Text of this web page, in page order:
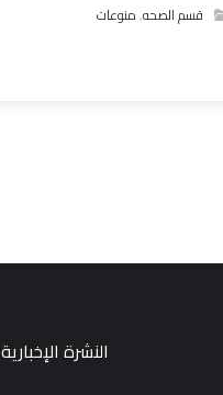
قسم الصحه,منوعات
النشرة الإخبارية